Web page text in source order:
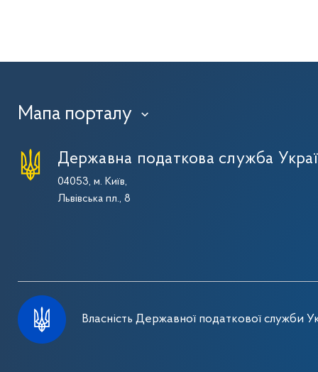
Мапа порталу ›
Державна податкова служба
04053, м. Київ,
Львівська пл., 8
Власність Державної податкової служби